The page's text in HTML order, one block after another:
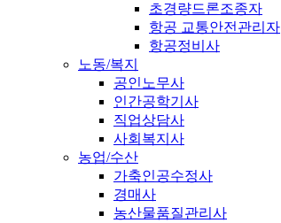
초경량드론조종자
항공 교통안전관리자
항공정비사
노동/복지
공인노무사
인간공학기사
직업상담사
사회복지사
농업/수산
가축인공수정사
경매사
농산물품질관리사